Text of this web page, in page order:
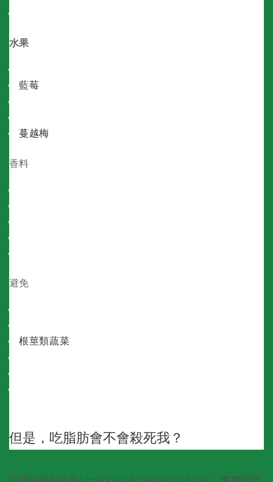
水果
藍莓
蔓越梅
香料
避免
根莖類蔬菜
但是，吃脂肪會不會殺死我？